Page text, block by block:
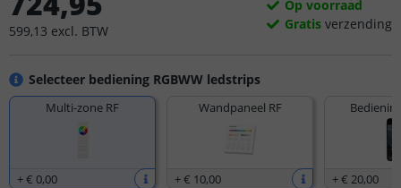
Selecteer bediening RGBWW ledstrips
Multi-zone RF
+€ 0,00
Wandpaneel RF
+€ 10,00 +€ 20,00
599,13 excl. BTW
Op voorraad
Gratis verzending